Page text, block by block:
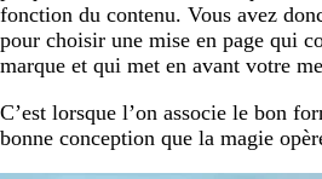
fonction du contenu. Vous avez
pour choisir une mise en page qui
marque et qui met en avant votre
C’est lorsque l’on associe le bon
bonne conception que la magie